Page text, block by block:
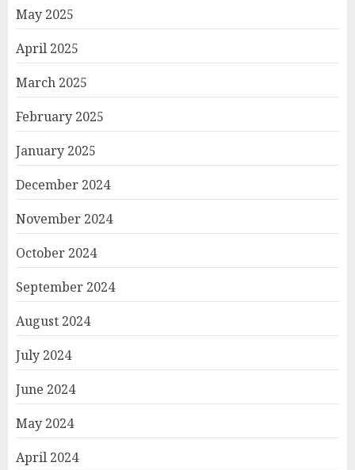
May 2025
April 2025
March 2025
February 2025
January 2025
December 2024
November 2024
October 2024
September 2024
August 2024
July 2024
June 2024
May 2024
April 2024